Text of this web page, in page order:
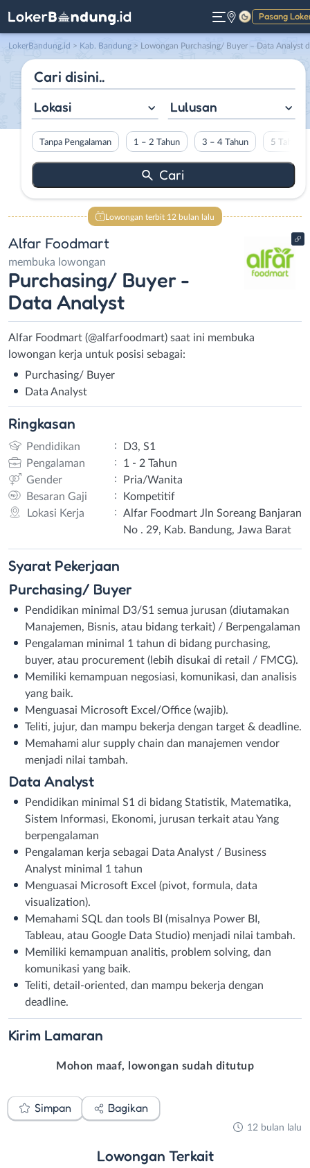
Pasang
Gelap
LokerBandung.id > Kab. Bandung > Lowongan Purchasing/ Buyer – Data Analyst di Alfar
Lokasi Lulusan
Tanpa Pengalaman 1 – 2 Tahun 3 – 4 Tahun 5 Tahun
Lowongan terbit 12 bulan lalu
Alfar Foodmart
membuka lowongan
Purchasing/ Buyer -
Data Analyst
Alfar Foodmart (@alfarfoodmart) saat ini membuka
lowongan kerja untuk posisi sebagai:
Purchasing/ Buyer
Data Analyst
Ringkasan
Pendidikan :
D3, S1
Pengalaman
:
1 - 2 Tahun
Gender
:
Pria/Wanita
Besaran Gaji
:
Kompetitif
Lokasi Kerja
:
Alfar Foodmart Jln Soreang Banjaran
No . 29, Kab. Bandung, Jawa Barat
Syarat Pekerjaan
Purchasing/ Buyer
Pendidikan minimal D3/S1 semua jurusan (diutamakan
Manajemen, Bisnis, atau bidang terkait) / Berpengalaman
Pengalaman minimal 1 tahun di bidang purchasing,
buyer, atau procurement (lebih disukai di retail / FMCG).
Memiliki kemampuan negosiasi, komunikasi, dan analisis
yang baik.
Menguasai Microsoft Excel/Office (wajib).
Teliti, jujur, dan mampu bekerja dengan target & deadline.
Memahami alur supply chain dan manajemen vendor
menjadi nilai tambah.
Data Analyst
Pendidikan minimal S1 di bidang Statistik, Matematika,
Sistem Informasi, Ekonomi, jurusan terkait atau Yang
berpengalaman
Pengalaman kerja sebagai Data Analyst / Business
Analyst minimal 1 tahun
Menguasai Microsoft Excel (pivot, formula, data
visualization).
Memahami SQL dan tools BI (misalnya Power BI,
Tableau, atau Google Data Studio) menjadi nilai tambah.
Memiliki kemampuan analitis, problem solving, dan
komunikasi yang baik.
Teliti, detail-oriented, dan mampu bekerja dengan
deadline.
Kirim Lamaran
Mohon maaf, lowongan sudah ditutup
Simpan Bagikan
12 bulan lalu
Lowongan Terkait